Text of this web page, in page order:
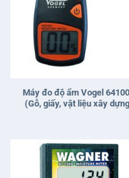
Máy đo độ ẩm Vogel
(Gỗ, giấy, vật liệu xây